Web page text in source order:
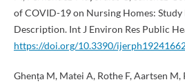
of COVID-19 on Nursing Homes:
Description. Int J Environ Res Public
https://doi.org/10.3390/
Ghența M, Matei A, Rothe F, Aartsen M,